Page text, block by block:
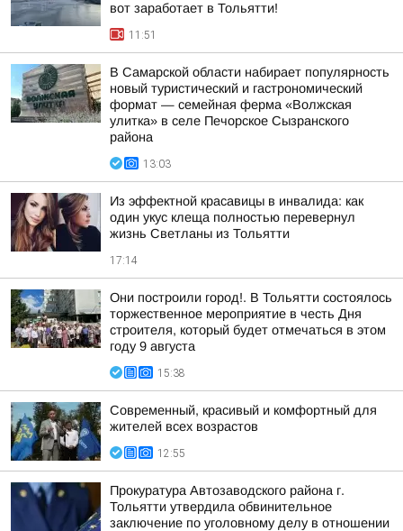
вот заработает в Тольятти!
11:51
В Самарской области набирает популярность
новый туристический и гастрономический
формат — семейная ферма «Волжская
улитка» в селе Печорское Сызранского
района
13:03
Из эффектной красавицы в инвалида: как
один укус клеща полностью перевернул
жизнь Светланы из Тольятти
17:14
Они построили город!. В Тольятти состоялось
торжественное мероприятие в честь Дня
строителя, который будет отмечаться в этом
году 9 августа
15:38
Современный, красивый и комфортный для
жителей всех возрастов
12:55
Прокуратура Автозаводского района г.
Тольятти утвердила обвинительное
заключение по уголовному делу в отношении